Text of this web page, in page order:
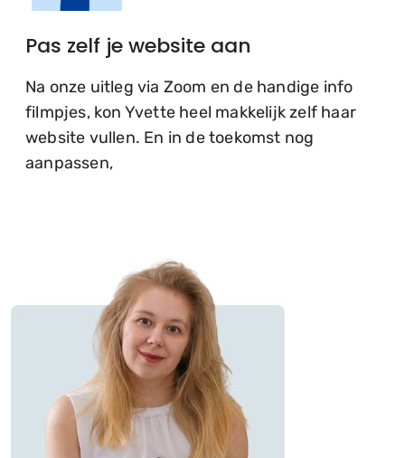
Pas zelf je website aan
Na onze uitleg via Zoom en de handige info
filmpjes, kon Yvette heel makkelijk zelf haar
website vullen. En in de toekomst nog
aanpassen,